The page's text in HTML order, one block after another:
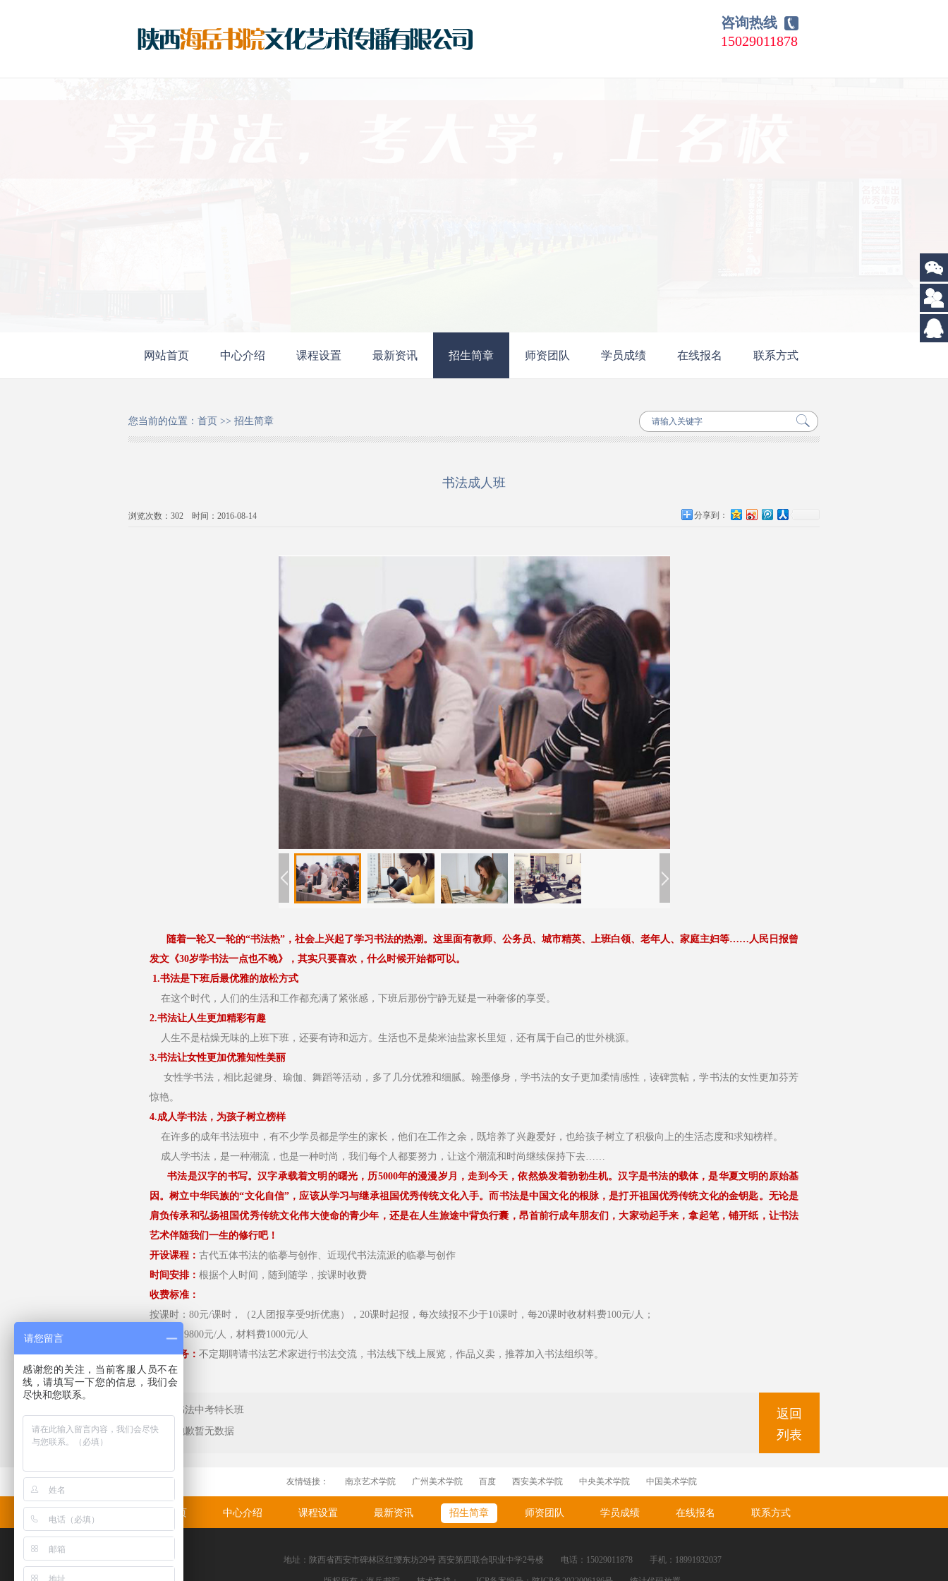
咨询热线
15029011878
网站首页 中心介绍 课程设置 最新资讯 招生简章 师资团队 学员成绩 在线报名 联系方式
您当前的位置： 首页 >> 招生简章
书法成人班
浏览次数： 302 时间：2016-08-14 分享到：
随着一轮又一轮的“书法热”，社会上兴起了学习书法的热潮。这里面有教师、公务员、城市精英、上班白领、老年人、家庭主妇等……人民日报曾
发文《30岁学书法一点也不晚》，其实只要喜欢，什么时候开始都可以。
1.书法是下班后最优雅的放松方式
在这个时代，人们的生活和工作都充满了紧张感，下班后那份宁静无疑是一种奢侈的享受。
2.书法让人生更加精彩有趣
人生不是枯燥无味的上班下班，还要有诗和远方。生活也不是柴米油盐家长里短，还有属于自己的世外桃源。
3.书法让女性更加优雅知性美丽
女性学书法，相比起健身、瑜伽、舞蹈等活动，多了几分优雅和细腻。翰墨修身，学书法的女子更加柔情感性，读碑赏帖，学书法的女性更加芬芳
惊艳。
4.成人学书法，为孩子树立榜样
在许多的成年书法班中，有不少学员都是学生的家长，他们在工作之余，既培养了兴趣爱好，也给孩子树立了积极向上的生活态度和求知榜样。
成人学书法，是一种潮流，也是一种时尚，我们每个人都要努力，让这个潮流和时尚继续保持下去……
书法是汉字的书写。汉字承载着文明的曙光，历5000年的漫漫岁月，走到今天，依然焕发着勃勃生机。汉字是书法的载体，是华夏文明的原始基
因。树立中华民族的“文化自信”，应该从学习与继承祖国优秀传统文化入手。而书法是中国文化的根脉，是打开祖国优秀传统文化的金钥匙。无论是
肩负传承和弘扬祖国优秀传统文化伟大使命的青少年，还是在人生旅途中背负行囊，昂首前行成年朋友们，大家动起手来，拿起笔，铺开纸，让书法
艺术伴随我们一生的修行吧！
开设课程： 古代五体书法的临摹与创作、近现代书法流派的临摹与创作
时间安排： 根据个人时间，随到随学，按课时收费
收费标准：
按课时：80元/课时，（2人团报享受9折优惠），20课时起报，每次续报不少于10课时，每20课时收材料费100元/人；
按年：19800元/人，材料费1000元/人
增值服务： 不定期聘请书法艺术家进行书法交流，书法线下线上展览，作品义卖，推荐加入书法组织等。
上一条：书法中考特长班
下一条：抱歉暂无数据
返回
列表
友情链接： 南京艺术学院 广州美术学院 百度 西安美术学院 中央美术学院 中国美术学院
网站首页 中心介绍 课程设置 最新资讯 招生简章 师资团队 学员成绩 在线报名 联系方式
地址：陕西省西安市碑林区红缨东坊29号 西安第四联合职业中学2号楼 电话：15029011878 手机：18991932037
请您留言
感谢您的关注，当前客服人员不在
线，请填写一下您的信息，我们会
尽快和您联系。